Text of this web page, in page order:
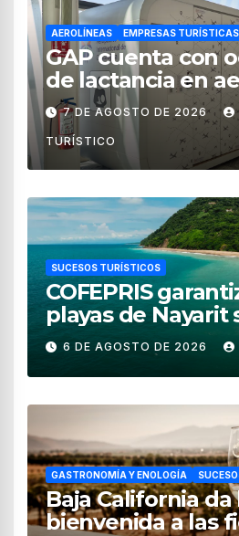
AEROLÍNEAS EMPRESAS TURÍSTICAS
GAP cuenta con
de lactancia en
de México
7 DE AGOSTO DE 2026
TURÍSTICO
SUCESOS TURÍSTICOS
COFEPRIS
playas de Nayarit
para uso
6 DE AGOSTO DE 2026
GASTRONOMÍA Y ENOLOGÍA
Baja California da
bienvenida a las